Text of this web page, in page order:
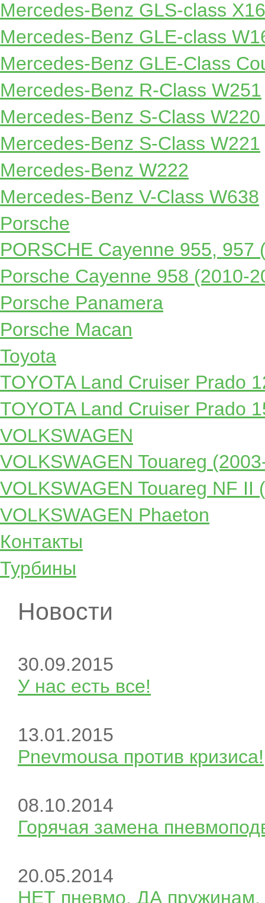
Mercedes-Benz GLS-class
Mercedes-Benz GLE-class
Mercedes-Benz GLE-Class
Mercedes-Benz R-Class W251
Mercedes-Benz S-Class
Mercedes-Benz S-Class W221
Mercedes-Benz W222
Mercedes-Benz V-Class W638
Porsche
PORSCHE Cayenne 955, 957
Porsche Cayenne 958 (2010-
Porsche Panamera
Porsche Macan
Toyota
TOYOTA Land Cruiser Prado
TOYOTA Land Cruiser Prado
VOLKSWAGEN
VOLKSWAGEN Touareg
VOLKSWAGEN Touareg NF II
VOLKSWAGEN Phaeton
Контакты
Турбины
Новости
30.09.2015
У нас есть все!
13.01.2015
Pnevmousa против кризиса!
08.10.2014
Горячая замена
20.05.2014
НЕТ пневмо. ДА пружинам.